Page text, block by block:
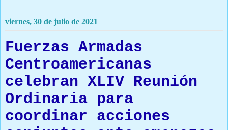
viernes, 30 de julio de 2021
Fuerzas Armadas
Centroamericanas
celebran XLIV Reunión
Ordinaria para
coordinar acciones